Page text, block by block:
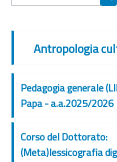
Antropologia
Pedagogia generale
Papa - a.a.2025/2026
Corso del Dottorato:
(Meta)lessicografia